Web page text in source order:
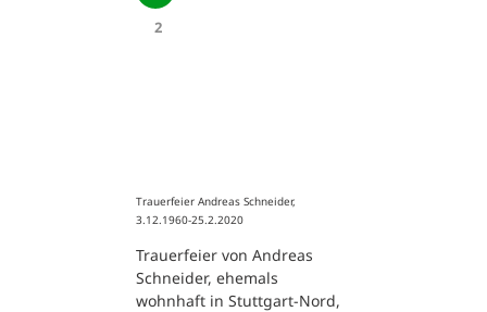
2
Trauerfeier Andreas Schneider,
3.12.1960-25.2.2020
Trauerfeier von Andreas
Schneider, ehemals
wohnhaft in Stuttgart-Nord,